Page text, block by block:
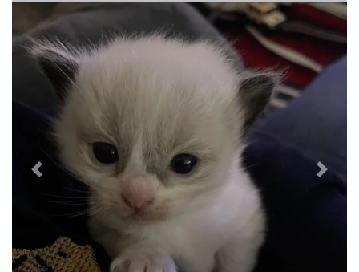
Previous Next